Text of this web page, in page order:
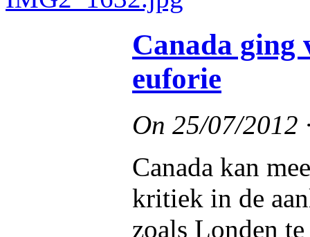
Canada ging
euforie
On 25/07/2012
Canada kan
kritiek in de
zoals Londen